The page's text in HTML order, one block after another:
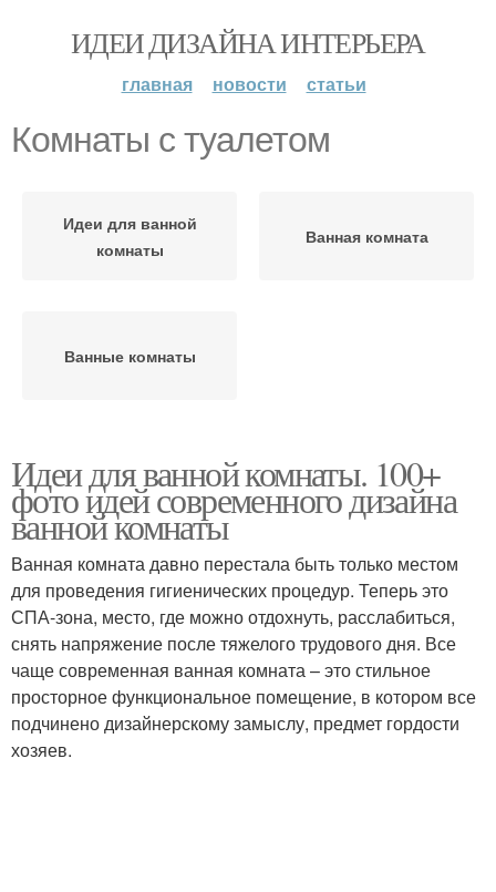
ИДЕИ ДИЗАЙНА ИНТЕРЬЕРА
главная новости статьи
Комнаты с туалетом
Идеи для ванной
комнаты
Ванная комната
Ванные комнаты
Идеи для ванной комнаты. 100+
фото идей современного дизайна
ванной комнаты
Ванная комната давно перестала быть только местом
для проведения гигиенических процедур. Теперь это
СПА-зона, место, где можно отдохнуть, расслабиться,
снять напряжение после тяжелого трудового дня. Все
чаще современная ванная комната – это стильное
просторное функциональное помещение, в котором все
подчинено дизайнерскому замыслу, предмет гордости
хозяев.